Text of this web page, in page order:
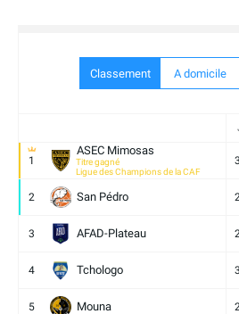
Classement A domicile
1
ASEC Mimosas
Titre gagné
Ligue des Champions de la CAF
2 San Pédro
3 AFAD-Plateau
4 Tchologo
5 Mouna